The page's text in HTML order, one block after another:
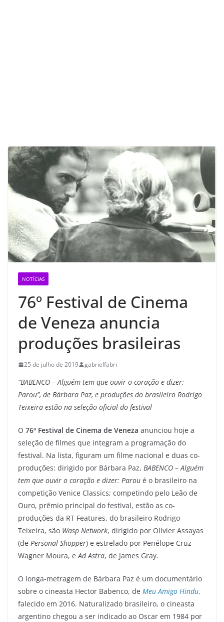
NOTÍCIAS
76º Festival de Cinema
de Veneza anuncia
produções brasileiras
25 de julho de 2019 gabrielfabri
“BABENCO – Alguém tem que ouvir o coração e dizer:
Parou”, de Bárbara Paz, e produções do brasileiro Rodrigo
Teixeira estão na seleção oficial do festival
O 76º Festival de Cinema de Veneza anunciou hoje a
seleção de filmes que integram a programação do
festival. Na lista, figuram um filme nacional e duas co-
produções: dirigido por Bárbara Paz, BABENCO – Alguém
tem que ouvir o coração e dizer: Parou é o brasileiro na
competição Venice Classics; competindo pelo Leão de
Ouro, prêmio principal do festival, estão as co-
produções da RT Features, do brasileiro Rodrigo
Teixeira, são Wasp Network, dirigido por Olivier Assayas
(de Personal Shopper) e estrelado por Penélope Cruz
Wagner Moura, eAd Astra, de James Gray.
O longa-metragem de Bárbara Paz é um documentário
sobre o cineasta Hector Babenco, de Meu Amigo Hindu,
falecido em 2016. Naturalizado brasileiro, o cineasta
argentino chegou a ser indicado ao Oscar em 1984 por